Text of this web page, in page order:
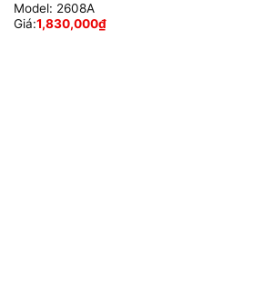
Model: 2608A
Giá:1,830,000₫